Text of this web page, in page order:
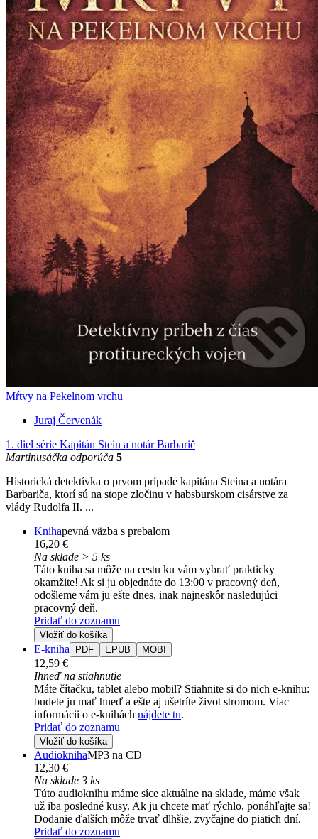
Mŕtvy na Pekelnom vrchu
Juraj Červenák
1. diel série Kapitán Stein a notár Barbarič
Martinusáčka odporúča 5
Historická detektívka o prvom prípade kapitána Steina a notára
Barbariča, ktorí sú na stope zločinu v habsburskom cisárstve za
vlády Rudolfa II. ...
Knihapevná väzba s prebalom
16,20 €
Na sklade > 5 ks
Táto kniha sa môže na cestu ku vám vybrať prakticky
okamžite! Ak si ju objednáte do 13:00 v pracovný deň,
odošleme vám ju ešte dnes, inak najneskôr nasledujúci
pracovný deň.
Pridať do zoznamu
Vložiť do košíka
E-kniha PDF EPUB MOBI
12,59 €
Ihneď na stiahnutie
Máte čítačku, tablet alebo mobil? Stiahnite si do nich e-knihu:
budete ju mať hneď a ešte aj ušetríte život stromom. Viac
informácii o e-knihách nájdete tu.
Pridať do zoznamu
Vložiť do košíka
AudioknihaMP3 na CD
12,30 €
Na sklade 3 ks
Túto audioknihu máme síce aktuálne na sklade, máme však
už iba posledné kusy. Ak ju chcete mať rýchlo, ponáhľajte sa!
Dodanie ďalších môže trvať dlhšie, zvyčajne do piatich dní.
Pridať do zoznamu